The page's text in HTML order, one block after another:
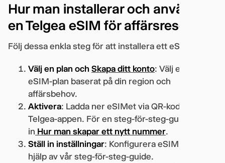
Hur man installerar och använder
en Telgea eSIM för affärsresor
Följ dessa enkla steg för att installera ett eSIM:
Välj en plan och Skapa ditt konto: Välj en Telgea
eSIM-plan baserat på din region och
affärsbehov.
Aktivera: Ladda ner eSIMet via QR-kod eller
Telgea-appen. För en steg-för-steg-guide, kolla
in Hur man skapar ett nytt nummer.
Ställ in inställningar: Konfigurera eSIM med
hjälp av vår steg-för-steg-guide.